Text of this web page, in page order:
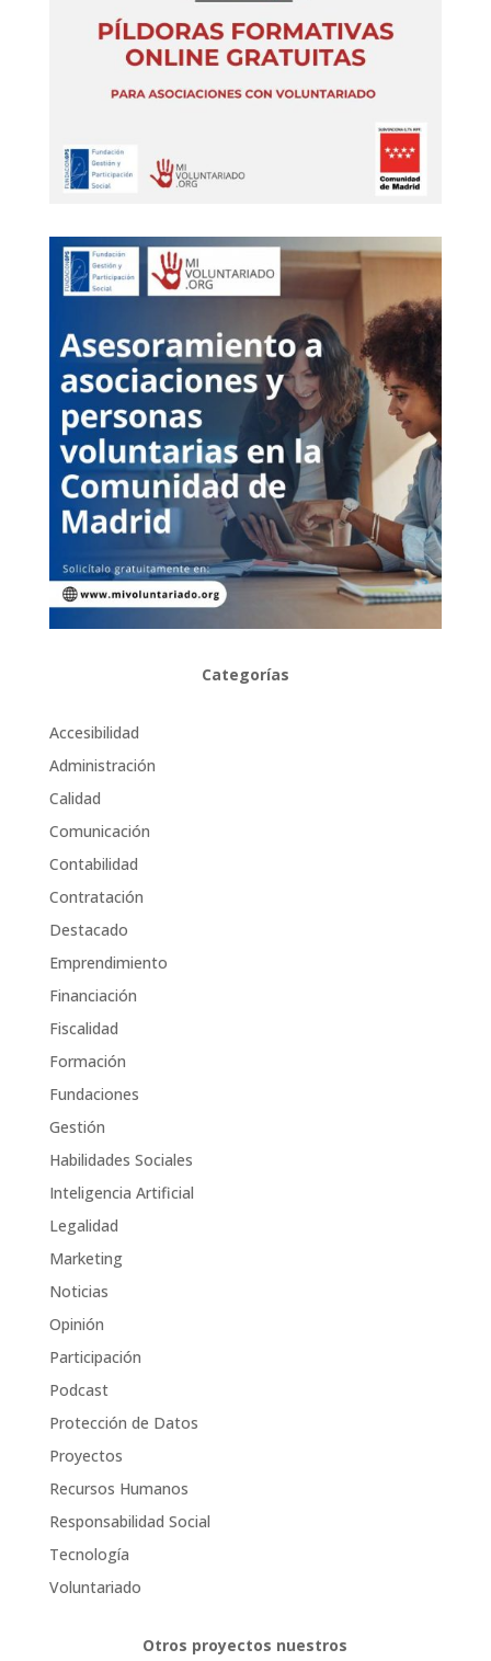
Categorías
Accesibilidad
Administración
Calidad
Comunicación
Contabilidad
Contratación
Destacado
Emprendimiento
Financiación
Fiscalidad
Formación
Fundaciones
Gestión
Habilidades Sociales
Inteligencia Artificial
Legalidad
Marketing
Noticias
Opinión
Participación
Podcast
Protección de Datos
Proyectos
Recursos Humanos
Responsabilidad Social
Tecnología
Voluntariado
Otros proyectos nuestros